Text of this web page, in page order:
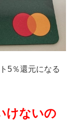
5％還元になる
けないの